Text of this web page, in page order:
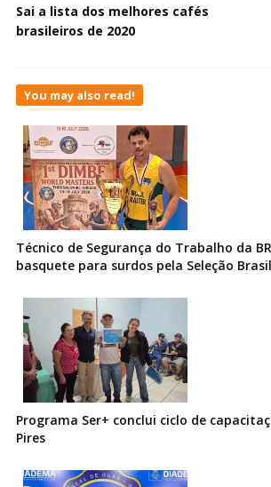
Sai a lista dos melhores cafés
brasileiros de 2020
You may also read!
Técnico de Segurança do Trabalho da
basquete para surdos pela Seleção
Programa Ser+ conclui ciclo de
Pires